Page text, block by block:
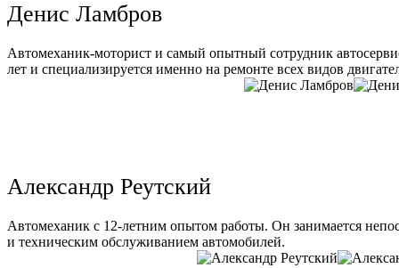
Денис Ламбров
Автомеханик-моторист и самый опытный сотрудник
лет и специализируется именно на ремонте всех видов
Александр Реутский
Автомеханик с 12-летним опытом работы. Он занимается
и техническим обслуживанием автомобилей.